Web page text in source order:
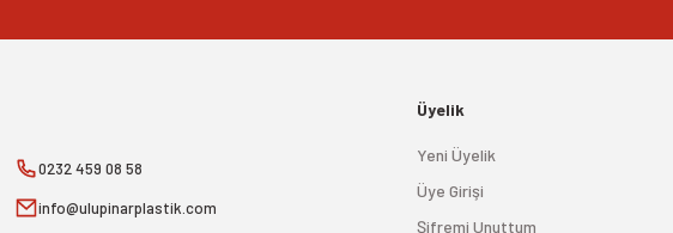
0232 459 08 58
info@ulupinarplastik.com
Üyelik
Yeni Üyelik
Üye Girişi
Şifremi Unuttum